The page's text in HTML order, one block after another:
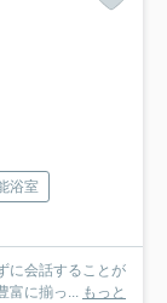
浴室
に会話することが
富に揃っ... もっと